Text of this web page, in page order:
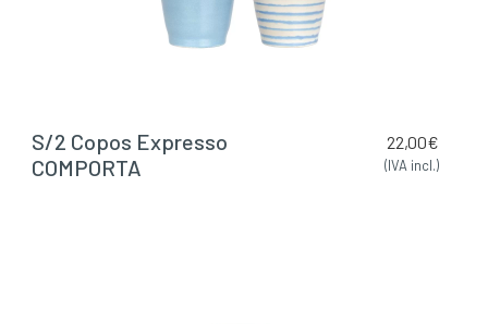
S/2 Copos Expresso
COMPORTA
22,00€
(IVA incl.)